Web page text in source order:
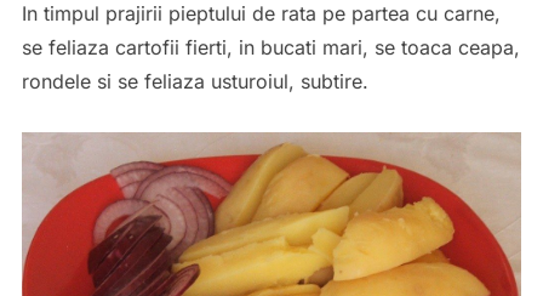
In timpul prajirii pieptului de rata pe partea cu carne,
se feliaza cartofii fierti, in bucati mari, se toaca ceapa,
rondele si se feliaza usturoiul, subtire.